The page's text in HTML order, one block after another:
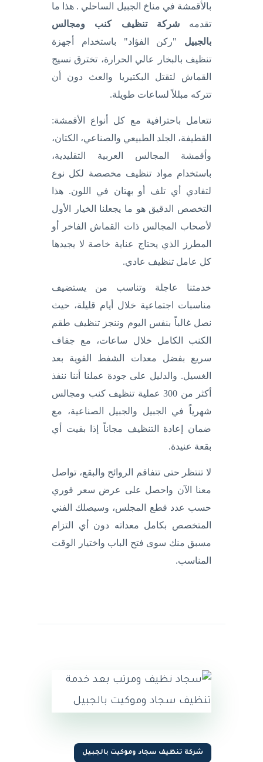
بالأقمشة في مناخ الجبيل الساحلي . هذا ما
تقدمهشركة تنظيف كنب ومجالس
بالجبيل "ركن الفؤاد" باستخدام أجهزة
تنظيف بالبخار عالي الحرارة، تخترق نسيج
القماش لتقتل البكتيريا والعث دون أن
تتركه مبللاً لساعات طويلة.
نتعامل باحترافية مع كل أنواع الأقمشة:
القطيفة، الجلد الطبيعي والصناعي، الكتان،
وأقمشة المجالس العربية التقليدية،
باستخدام مواد تنظيف مخصصة لكل نوع
لتفادي أي تلف أو بهتان في اللون. هذا
التخصص الدقيق هو ما يجعلنا الخيار الأول
لأصحاب المجالس ذات القماش الفاخر أو
المطرز الذي يحتاج عناية خاصة لا يجيدها
كل عامل تنظيف عادي.
خدمتنا عاجلة وتناسب من يستضيف
مناسبات اجتماعية خلال أيام قليلة، حيث
نصل غالباً بنفس اليوم وننجز تنظيف طقم
الكنب الكامل خلال ساعات، مع جفاف
سريع بفضل معدات الشفط القوية بعد
الغسيل. والدليل على جودة عملنا أننا ننفذ
أكثر من 300 عملية تنظيف كنب ومجالس
شهرياً في الجبيل والجبيل الصناعية، مع
ضمان إعادة التنظيف مجاناً إذا بقيت أي
بقعة عنيدة.
لا تنتظر حتى تتفاقم الروائح والبقع، تواصل
معنا الآن واحصل على عرض سعر فوري
حسب عدد قطع المجلس، وسيصلك الفني
المتخصص بكامل معداته دون أي التزام
مسبق منك سوى فتح الباب واختيار الوقت
المناسب.
شركة تنظيف سجاد وموكيت بالجبيل